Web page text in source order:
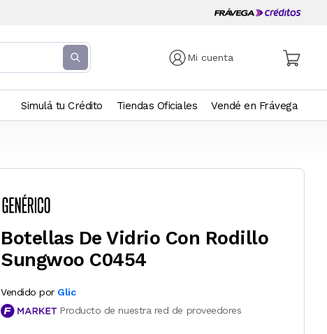
Mi cuenta
Simulá tu Crédito Tiendas Oficiales Vendé en Frávega
Botellas De Vidrio Con Rodillo
Sungwoo C0454
Vendido por Glic
Producto de nuestra red de proveedores